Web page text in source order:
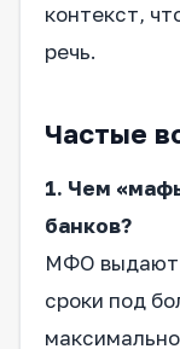
контекст,
речь.
Частые
1. Чем
банков?
МФО выдают
сроки под